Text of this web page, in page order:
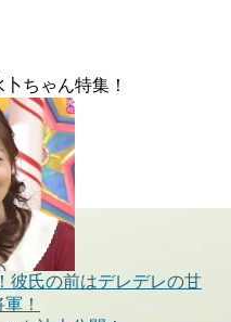
ちゃん特集！
彼氏の前はデレデレの甘
！